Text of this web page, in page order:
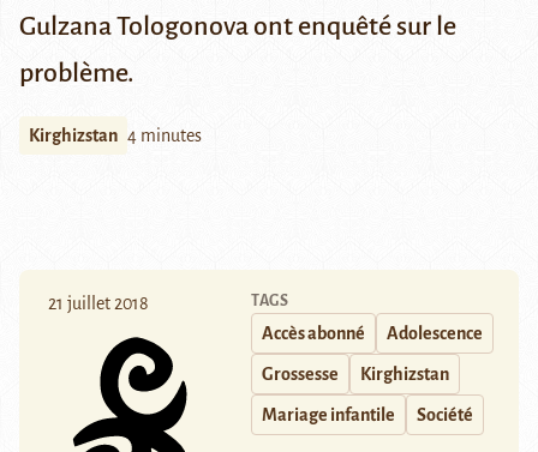
Gulzana Tologonova ont enquêté sur le
problème.
Kirghizstan 4 minutes
21 juillet 2018 TAGS
Accès abonné Adolescence
Grossesse Kirghizstan
Mariage infantile Société